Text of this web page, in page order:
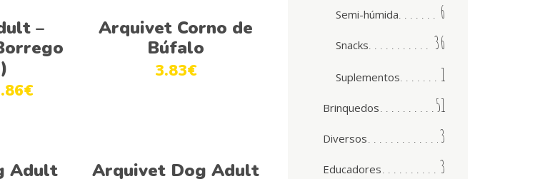
–
€
Adicionar
Arquivet Corno de
Búfalo
3.83€
Adult
Ver opções
Arquivet Dog Adult
Semi-húmida 6
Snacks 36
Suplementos 1
Brinquedos 51
Diversos 3
Educadores 3